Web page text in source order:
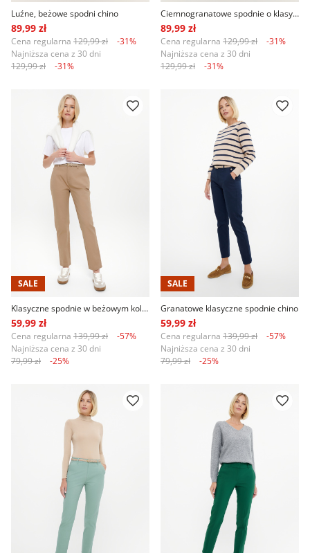
Luźne, beżowe spodni chino
89,99 zł
Cena regularna 129,99 zł
-31%
Najniższa cena z 30 dni
129,99 zł
-31%
Ciemnogranatowe spodnie o klasycznym fasonie chino
89,99 zł
Cena regularna 129,99 zł
-31%
Najniższa cena z 30 dni
129,99 zł
-31%
SALE
Klasyczne spodnie w beżowym kolorze
59,99 zł
Cena regularna 139,99 zł
-57%
Najniższa cena z 30 dni
79,99 zł
-25%
SALE
Granatowe klasyczne spodnie chino
59,99 zł
Cena regularna 139,99 zł
-57%
Najniższa cena z 30 dni
79,99 zł
-25%